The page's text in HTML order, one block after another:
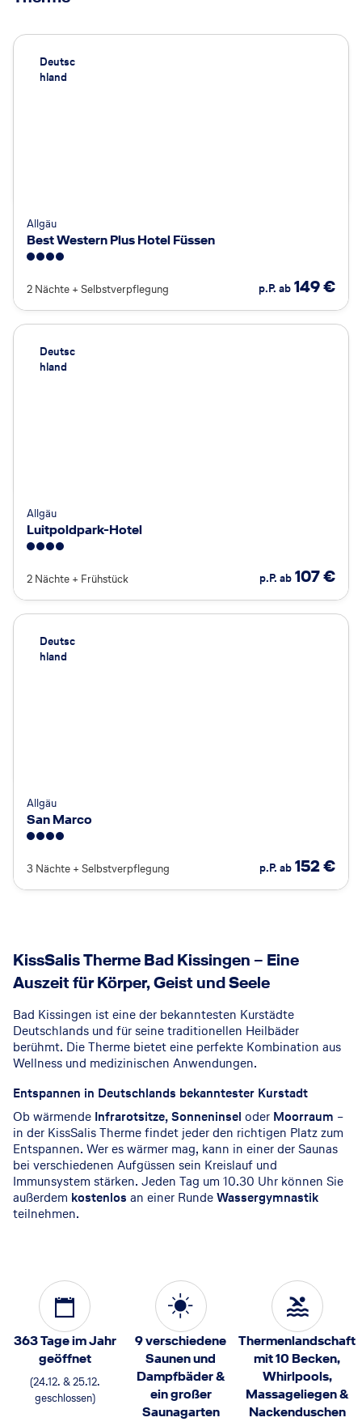
Deutsc
hland
Allgäu
Best Western Plus Hotel Füssen
2 Nächte + Selbstverpflegung p.P. ab 149€
Deutsc
hland
Allgäu
Luitpoldpark-Hotel
2 Nächte + Frühstück p.P. ab 107€
Deutsc
hland
Allgäu
San Marco
3 Nächte + Selbstverpflegung p.P. ab 152€
KissSalis Therme Bad Kissingen – Eine
Auszeit für Körper, Geist und Seele
Bad Kissingen ist eine der bekanntesten Kurstädte
Deutschlands und für seine traditionellen Heilbäder
berühmt. Die Therme bietet eine perfekte Kombination aus
Wellness und medizinischen Anwendungen.
Entspannen in Deutschlands bekanntester Kurstadt
Ob wärmende Infrarotsitze, Sonneninsel oder Moorraum –
in der KissSalis Therme findet jeder den richtigen Platz zum
Entspannen. Wer es wärmer mag, kann in einer der Saunas
bei verschiedenen Aufgüssen sein Kreislauf und
Immunsystem stärken. Jeden Tag um 10.30 Uhr können Sie
außerdem kostenlos an einer RundeWassergymnastik
teilnehmen.
363 Tage im Jahr
geöffnet
(24.12. & 25.12.
geschlossen)
9 verschiedene
Saunen und
Dampfbäder &
ein großer
Saunagarten
Thermenlandschaft
mit 10 Becken,
Whirlpools,
Massageliegen &
Nackenduschen